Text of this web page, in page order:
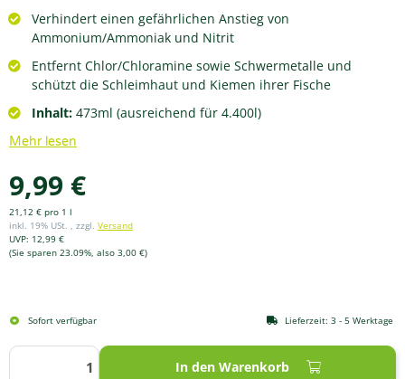
Verhindert einen gefährlichen Anstieg von
Ammonium/Ammoniak und Nitrit
Entfernt Chlor/Chloramine sowie Schwermetalle und
schützt die Schleimhaut und Kiemen ihrer Fische
Inhalt:473ml (ausreichend für 4.400l)
Mehr lesen
9,99 €
21,12 € pro 1 l
inkl. 19% USt. , zzgl. Versand
UVP: 12,99 €
(Sie sparen 23.09%, also 3,00 €)
In den Warenkorb
Sofort verfügbar Lieferzeit: 3 - 5 Werktage